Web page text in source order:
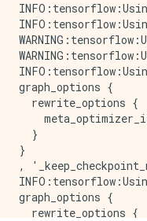
graph_options {
  rewrite_options {
  }
}
,
graph_options {
  rewrite_options {